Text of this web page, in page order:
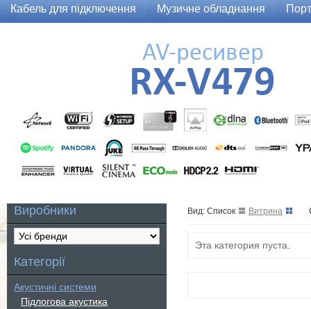
Кабель для підключення Музичне обладнання
Виробники
Категорії
Акустичні системи
Підлогова акустика
Вид: Список Витрина
Эта категория пуста.